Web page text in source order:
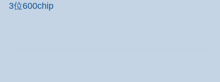
3位600chip